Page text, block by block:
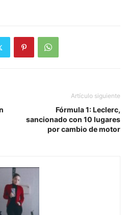
Artículo siguiente
Fórmula 1: Leclerc,
sancionado con 10 lugares
por cambio de motor